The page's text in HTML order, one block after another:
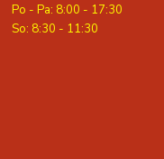
Po - Pa: 8:00 - 17:30
So: 8:30 - 11:30